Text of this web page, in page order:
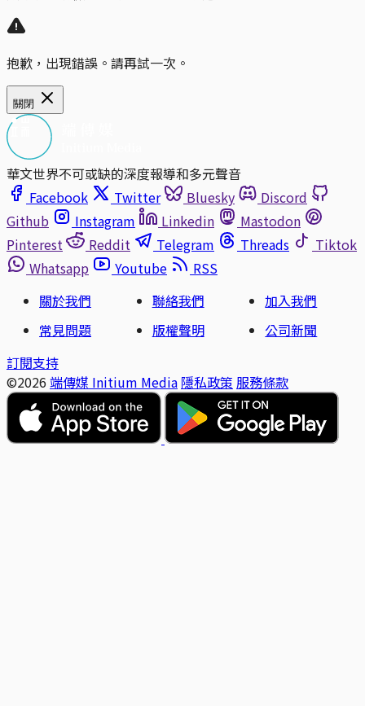
抱歉，出現錯誤。請再試一次。
關閉
華文世界不可或缺的深度報導和多元聲音
Facebook
Twitter Bluesky
Discord
Github
Instagram Linkedin
Mastodon
Pinterest
Reddit Telegram Threads
Tiktok
Whatsapp
Youtube
RSS
關於我們
聯絡我們
加入我們
常見問題
版權聲明
公司新聞
訂閱支持
©2026 端傳媒 Initium Media 隱私政策 服務條款